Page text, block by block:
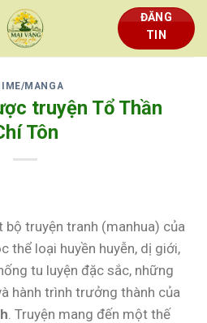
ĐĂNG
TIN
MANGA
truyện Tổ Thần
Tôn
bộ truyện tranh (manhua) của
thể loại huyền huyễn, dị giới,
tu luyện đặc sắc, những
hành trình trưởng thành của
. Truyện mang đến một thế